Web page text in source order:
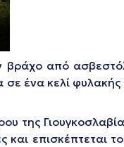
βράχο από
ένα κελί
της
επισκέπτεται